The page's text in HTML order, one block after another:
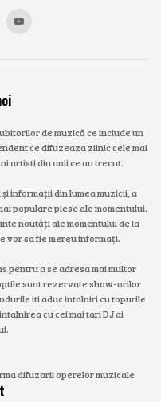
de muzică ce include un
ce difuzeaza zilnic cele mai
artisti din anii ce au trecut.
informații din lumea muzicii, a
populare piese ale momentului.
noutăți ale momentului de la
vor sa fie mereu informați.
pentru a se adresa mai multor
sunt rezervate show-urilor
iti aduc intalniri cu topurile
cu cei mai tari DJ ai
difuzarii operelor muzicale